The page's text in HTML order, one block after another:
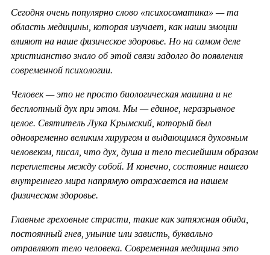
Сегодня очень популярно слово «психосоматика» — та
область медицины, которая изучает, как наши эмоции
влияют на наше физическое здоровье. Но на самом деле
христианство знало об этой связи задолго до появления
современной психологии.
Человек — это не просто биологическая машина и не
бесплотный дух при этом. Мы — единое, неразрывное
целое. Святитель Лука Крымский, который был
одновременно великим хирургом и выдающимся духовным
человеком, писал, что дух, душа и тело теснейшим образом
переплетены между собой. И конечно, состояние нашего
внутреннего мира напрямую отражается на нашем
физическом здоровье.
Главные греховные страсти, такие как затяжная обида,
постоянный гнев, уныние или зависть, буквально
отравляют тело человека. Современная медицина это